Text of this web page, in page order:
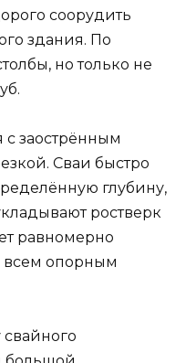
соорудить
здания. По
но только не
с заострённым
Сваи быстро
глубину,
ростверк
равномерно
всем опорным